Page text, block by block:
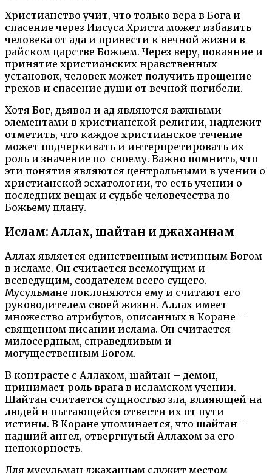
Христианство учит, что только вера в Бога и
спасение через Иисуса Христа может избавить
человека от ада и привести к вечной жизни в
райском царстве Божьем. Через веру, покаяние и
принятие христианских нравственных
установок, человек может получить прощение
грехов и спасение души от вечной погибели.
Хотя Бог, дьявол и ад являются важными
элементами в христианской религии, надлежит
отметить, что каждое христианское течение
может подчеркивать и интерпретировать их
роль и значение по-своему. Важно помнить, что
эти понятия являются центральными в учении о
христианской эсхатологии, то есть учении о
последних вещах и судьбе человечества по
Божьему плану.
Ислам: Аллах, шайтан и джаханнам
Аллах является единственным истинным Богом
в исламе. Он считается всемогущим и
всеведущим, создателем всего сущего.
Мусульмане поклоняются ему и считают его
руководителем своей жизни. Аллах имеет
множество атрибутов, описанных в Коране –
священном писании ислама. Он считается
милосердным, справедливым и
могущественным Богом.
В контрасте с Аллахом, шайтан – демон,
принимает роль врага в исламском учении.
Шайтан считается сущностью зла, влияющей на
людей и пытающейся отвести их от пути
истины. В Коране упоминается, что шайтан –
падший ангел, отвергнутый Аллахом за его
непокорность.
Для мусульман джаханнам служит местом